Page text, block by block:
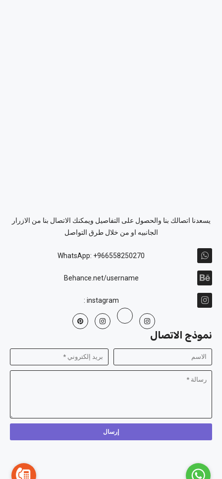
يسعدنا اتصالك بنا والحصول على التفاصيل ويمكنك الاتصال بنا من الازرار
الجانبيه او من خلال طرق التواصل
WhatsApp: +966558250270
Behance.net/username
instagram :
نموذج الاتصال